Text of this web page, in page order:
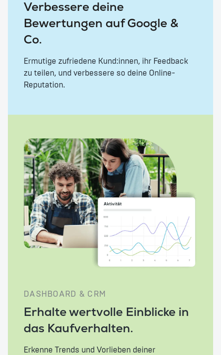
Verbessere deine
Bewertungen auf Google &
Co.
Ermutige zufriedene Kund:innen, ihr Feedback
zu teilen, und verbessere so deine Online-
Reputation.
DASHBOARD & CRM
Erhalte wertvolle Einblicke in
das Kaufverhalten.
Erkenne Trends und Vorlieben deiner